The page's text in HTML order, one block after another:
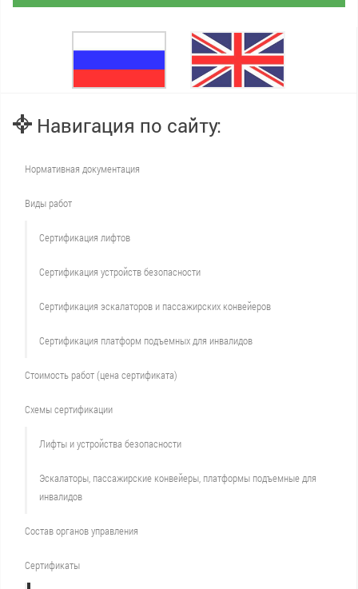
Навигация по сайту:
Нормативная документация
Виды работ
Сертификация лифтов
Сертификация устройств безопасности
Сертификация эскалаторов и пассажирских конвейеров
Сертификация платформ подъемных для инвалидов
Стоимость работ (цена сертификата)
Схемы сертификации
Лифты и устройства безопасности
Эскалаторы, пассажирские конвейеры, платформы подъемные для
инвалидов
Состав органов управления
Сертификаты